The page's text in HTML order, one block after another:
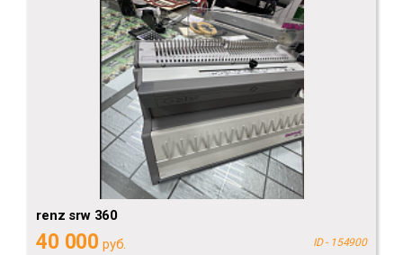
renz srw 360
40 000 руб. ID - 154900